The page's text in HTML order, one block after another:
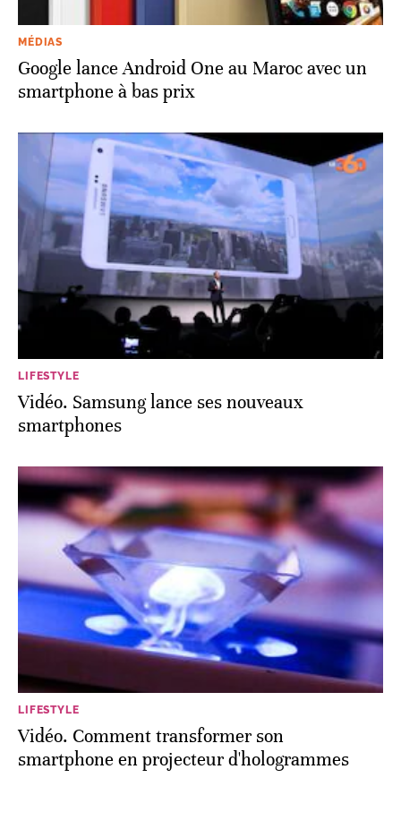
MÉDIAS
Google lance Android One au Maroc avec un
smartphone à bas prix
LIFESTYLE
Vidéo. Samsung lance ses nouveaux
smartphones
LIFESTYLE
Vidéo. Comment transformer son
smartphone en projecteur d'hologrammes